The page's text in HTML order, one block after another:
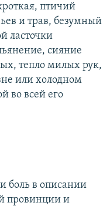
птичий
и трав, безумный
ласточки
сияние
тепло милых рук,
или холодном
во всей его
и боль в описании
провинции и